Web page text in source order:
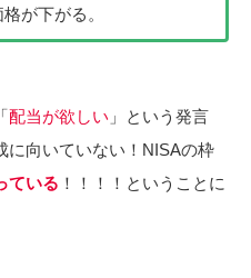
が下がる。
配当が欲しい 」という発言
に向いていない！NISAの枠
ている ！！！！ということに